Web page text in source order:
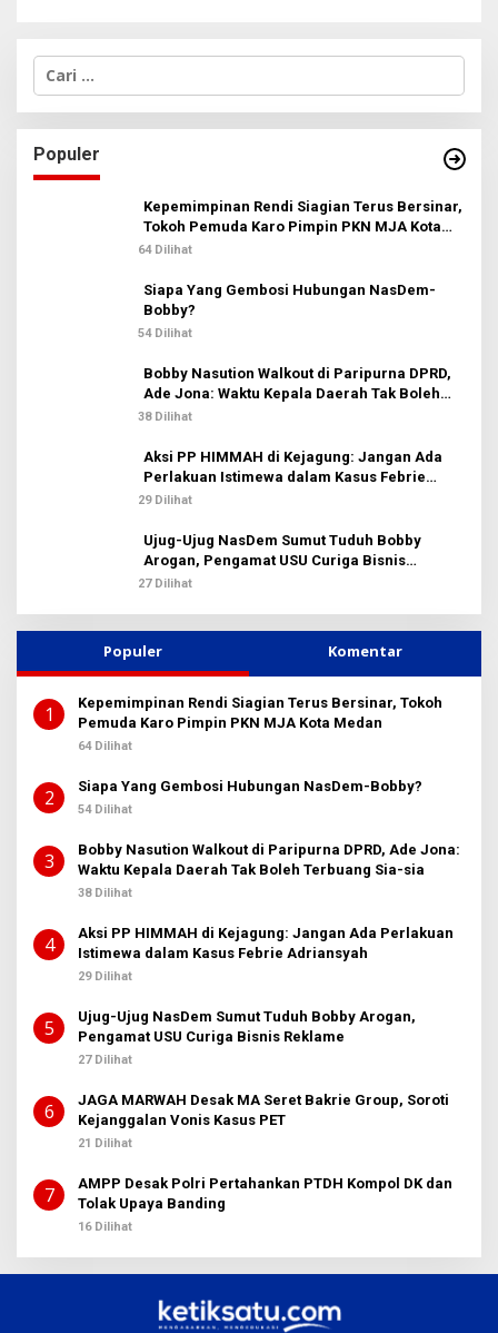
C
i
u
n
t
Populer
Kepemimpinan Rendi Siagian Terus Bersinar,
Tokoh Pemuda Karo Pimpin PKN MJA Kota
Medan
64 Dilihat
Siapa Yang Gembosi Hubungan NasDem-
Bobby?
54 Dilihat
Bobby Nasution Walkout di Paripurna DPRD,
Ade Jona: Waktu Kepala Daerah Tak Boleh
Terbuang Sia-sia
38 Dilihat
Aksi PP HIMMAH di Kejagung: Jangan Ada
Perlakuan Istimewa dalam Kasus Febrie
Adriansyah
29 Dilihat
Ujug-Ujug NasDem Sumut Tuduh Bobby
Arogan, Pengamat USU Curiga Bisnis
Reklame
27 Dilihat
Populer Komentar
1
Kepemimpinan Rendi Siagian Terus Bersinar, Tokoh
Pemuda Karo Pimpin PKN MJA Kota Medan
64 Dilihat
2 Siapa Yang Gembosi Hubungan NasDem-Bobby?
54 Dilihat
3
Bobby Nasution Walkout di Paripurna DPRD, Ade Jona:
Waktu Kepala Daerah Tak Boleh Terbuang Sia-sia
38 Dilihat
4
Aksi PP HIMMAH di Kejagung: Jangan Ada Perlakuan
Istimewa dalam Kasus Febrie Adriansyah
29 Dilihat
5
Ujug-Ujug NasDem Sumut Tuduh Bobby Arogan,
Pengamat USU Curiga Bisnis Reklame
27 Dilihat
6
JAGA MARWAH Desak MA Seret Bakrie Group, Soroti
Kejanggalan Vonis Kasus PET
21 Dilihat
7
AMPP Desak Polri Pertahankan PTDH Kompol DK dan
Tolak Upaya Banding
16 Dilihat